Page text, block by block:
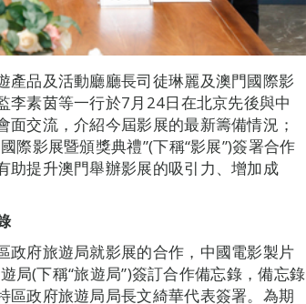
品及活動廳廳長司徒琳麗及澳門國際影
李素茵等一行於7月24日在北京先後與中
交流，介紹今屆影展的最新籌備情況；
際影展暨頒獎典禮”(下稱“影展”)簽署合作
助提升澳門舉辦影展的吸引力、增加成
政府旅遊局就影展的合作，中國電影製片
局(下稱“旅遊局”)簽訂合作備忘錄，備忘錄
區政府旅遊局局長文綺華代表簽署。為期